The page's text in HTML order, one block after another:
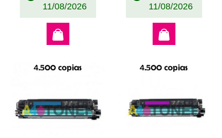
11/08/2026
11/08/2026